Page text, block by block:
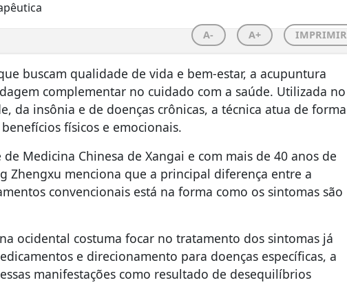
A- A+ IMPRIMIR
buscam qualidade de vida e bem-estar, a acupuntura
complementar no cuidado com a saúde. Utilizada no
da insônia e de doenças crônicas, a técnica atua de forma
físicos e emocionais.
Medicina Chinesa de Xangai e com mais de 40 anos de
Zhengxu menciona que a principal diferença entre a
convencionais está na forma como os sintomas são
ocidental costuma focar no tratamento dos sintomas já
e direcionamento para doenças específicas, a
manifestações como resultado de desequilíbrios